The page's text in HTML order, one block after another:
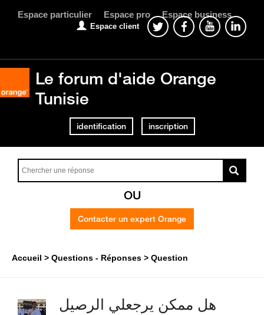
Espace particulier Espace pro Espace business
Espace client
Le forum d'aide Orange
Tunisie
identification inscription
OU
Contacter un expert Orange
Accueil Questions - Réponses Question
هل ممكن يرجعلي الرصيل